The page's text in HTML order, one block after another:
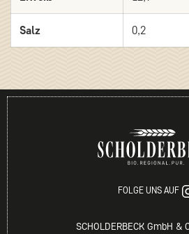
Salz 0,2
FOLGE UNS AUF
SCHOLDERBECK GmbH &